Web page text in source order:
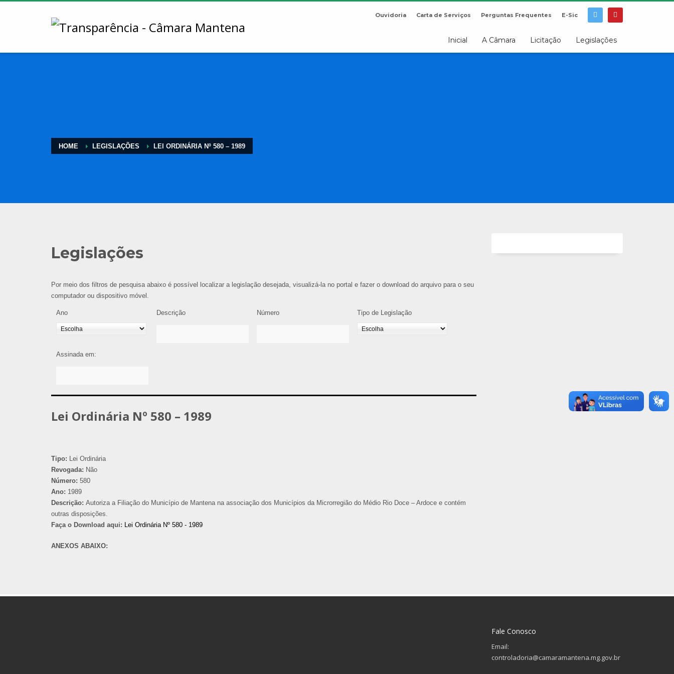
Ouvidoria Carta de Serviços Perguntas Frequentes E-Sic
Inicial A Câmara Licitação Legislações
HOME LEGISLAÇÕES LEI ORDINÁRIA Nº 580 – 1989
Legislações
Por meio dos filtros de pesquisa abaixo é possível localizar a legislação desejada, visualizá-la no portal e fazer o download do arquivo para o seu
computador ou dispositivo móvel.
Ano Descrição Número Tipo de Legislação
Assinada em:
Lei Ordinária Nº 580 – 1989
Tipo: Lei Ordinária
Revogada: Não
Número: 580
Ano: 1989
Descrição: Autoriza a Filiação do Município de Mantena na associação dos Municípios da Microrregião do Médio Rio Doce – Ardoce e contém
outras disposições.
Faça o Download aqui: Lei Ordinária Nº 580 - 1989
ANEXOS ABAIXO:
Fale Conosco
Email:
controladoria@camaramantena.mg.gov.br